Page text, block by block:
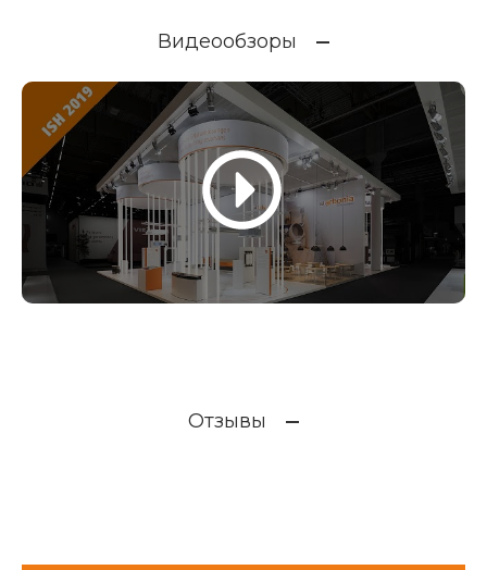
Видеообзоры
Отзывы